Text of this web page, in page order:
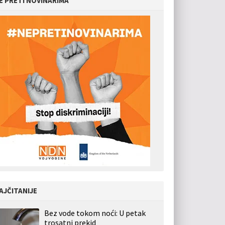
Bez vode tokom noći: U petak
trosatni prekid